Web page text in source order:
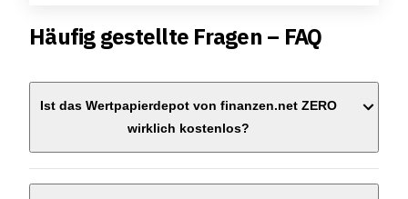
Häufig gestellte Fragen – FAQ
Ist das Wertpapierdepot von finanzen.net ZERO
wirklich kostenlos?